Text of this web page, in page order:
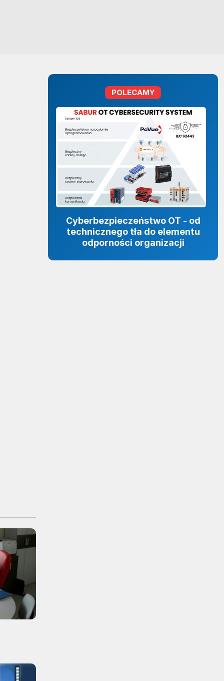
POLECAMY
Cyberbezpieczeństwo OT - od
technicznego tła do elementu
odporności organizacji